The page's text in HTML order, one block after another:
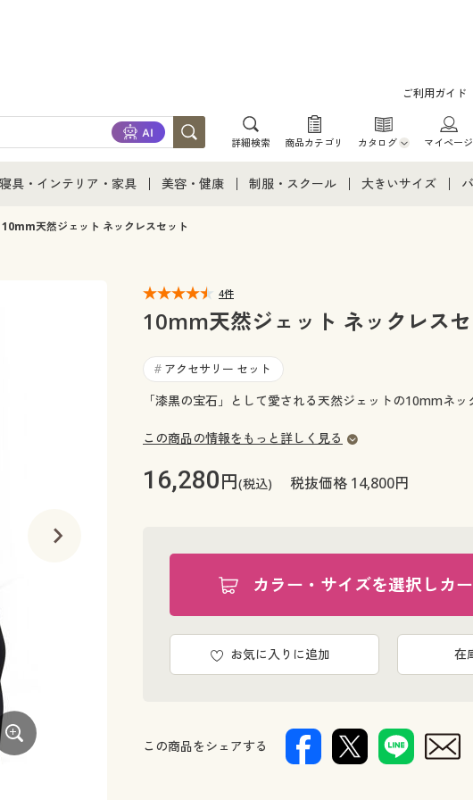
ご利用ガイド
詳細検索 商品カテゴリ カタログ
カタログ・チラシからのご注文
マイページ
日用品
寝具・インテリア・家具
寝具・インテリア・家具通販すべて
カーテン・ラグ・ファブリック
美容・健康
美容・健康通販すべて
制服・スクール
ジュニア・ティーンズ下着
大きいサイズ
大きいサイズ レデ
大きいサイズ 事務
10mm天然ジェット ネックレスセット
4件
10mm天然ジェット ネックレス
# アクセサリー セット
「漆黒の宝石」として愛される天然ジェットの10mmネ
この商品の情報をもっと詳しく見る
16,280円(税込) 税抜価格 14,800円
カラー・サイズを選択しカ
お気に入りに追加 在
この商品をシェアする